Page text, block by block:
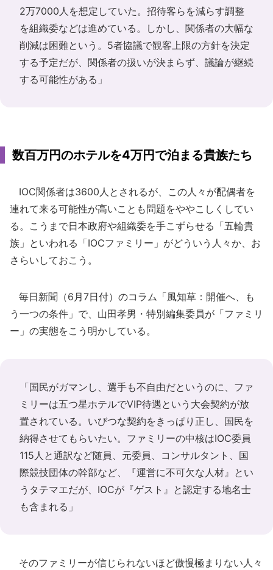
2万7000人を想定していた。招待客らを減らす調整
を組織委などは進めている。しかし、関係者の大幅な
削減は困難という。5者協議で観客上限の方針を決定
する予定だが、関係者の扱いが決まらず、議論が継続
する可能性がある」
数百万円のホテルを4万円で泊まる貴族たち
IOC関係者は3600人とされるが、この人々が配偶者を
連れて来る可能性が高いことも問題をややこしくしてい
る。こうまで日本政府や組織委を手こずらせる「五輪貴
族」といわれる「IOCファミリー」がどういう人々か、お
さらいしておこう。
毎日新聞（6月7日付）のコラム「風知草：開催へ、も
う一つの条件」で、山田孝男・特別編集委員が「ファミリ
ー」の実態をこう明かしている。
「国民がガマンし、選手も不自由だというのに、ファ
ミリーは五つ星ホテルでVIP待遇という大会契約が放
置されている。いびつな契約をきっぱり正し、国民を
納得させてもらいたい。ファミリーの中核はIOC委員
115人と通訳など随員、元委員、コンサルタント、国
際競技団体の幹部など、『運営に不可欠な人材』とい
うタテマエだが、IOCが『ゲスト』と認定する地名士
も含まれる」
そのファミリーが信じられないほど傲慢極まりない人々